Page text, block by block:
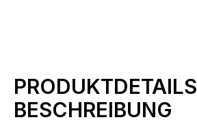
Produktinformationen
PRODUKTDETAILS
BESCHREIBUNG